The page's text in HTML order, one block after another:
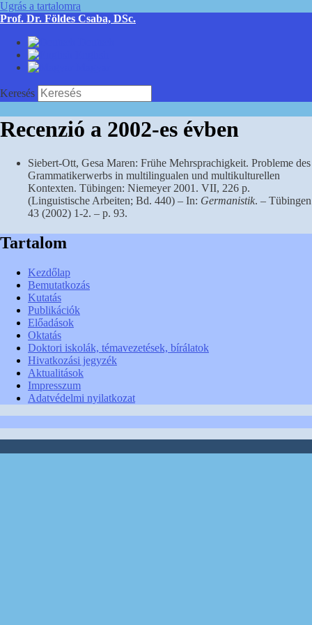
Ugrás a tartalomra
Prof. Dr. Földes Csaba, DSc.
Keresés
Recenzió a 2002-es évben
Siebert-Ott, Gesa Maren: Frühe Mehrsprachigkeit. Probleme des
Grammatikerwerbs in multilingualen und multikulturellen
Kontexten. Tübingen: Niemeyer 2001. VII, 226 p.
(Linguistische Arbeiten; Bd. 440) – In: Germanistik. – Tübingen
43 (2002) 1-2. – p. 93.
Tartalom
Kezdőlap
Bemutatkozás
Kutatás
Publikációk
Előadások
Oktatás
Doktori iskolák, témavezetések, bírálatok
Hivatkozási jegyzék
Aktualitások
Impresszum
Adatvédelmi nyilatkozat